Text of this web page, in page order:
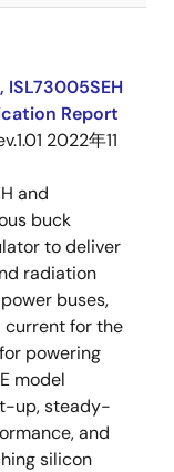
ISL73005SEH
Report
2022年11
and
buck
to deliver
radiation
buses,
current for the
powering
model
up, steady-
and
silicon